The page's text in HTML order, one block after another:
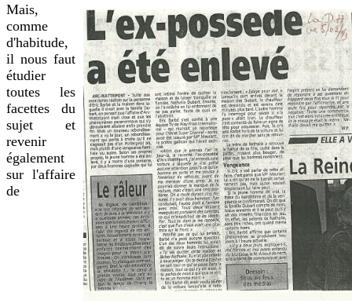
Mais,
comme
d'habitude,
il nous faut
étudier
toutes les
facettes du
sujet et
revenir
également
sur l'affaire
de